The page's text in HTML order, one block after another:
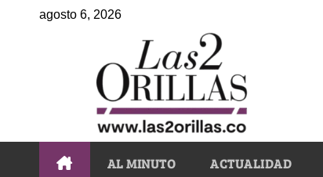
agosto 6, 2026
AL MINUTO ACTUALIDAD